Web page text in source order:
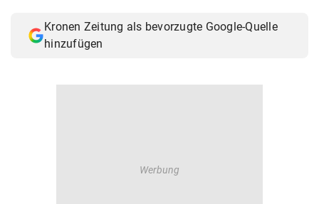
Kronen Zeitung als bevorzugte Google-Quelle
hinzufügen